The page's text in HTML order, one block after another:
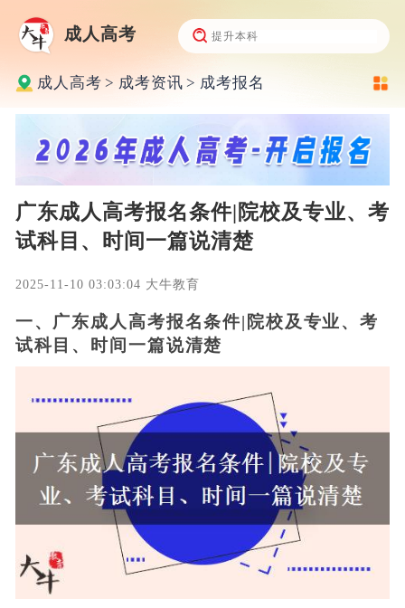
成人高考
成人高考 > 成考资讯 > 成考报名
广东成人高考报名条件|院校及专业、考
试科目、时间一篇说清楚
2025-11-10 03:03:04 大牛教育
一、广东成人高考报名条件|院校及专业、考
试科目、时间一篇说清楚